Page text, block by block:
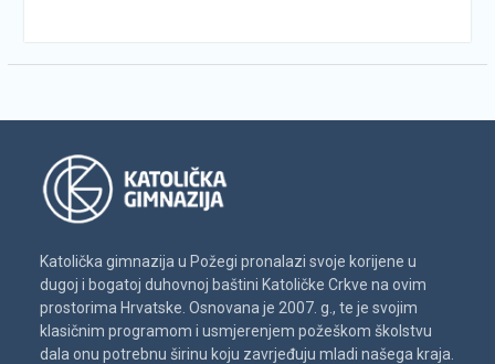
Katolička gimnazija u Požegi pronalazi svoje korijene u
dugoj i bogatoj duhovnoj baštini Katoličke Crkve na ovim
prostorima Hrvatske. Osnovana je 2007. g., te je svojim
klasičnim programom i usmjerenjem požeškom školstvu
dala onu potrebnu širinu koju zavrjeđuju mladi našega kraja.